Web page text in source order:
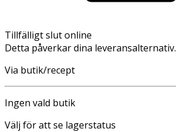
Tillfälligt slut online
Detta påverkar dina leveransalternativ.
Via butik/recept
Ingen vald butik
Välj för att se lagerstatus